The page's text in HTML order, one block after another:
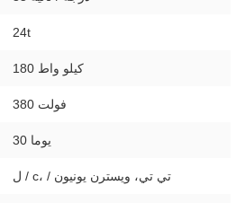
24t
180 كيلو واط
380 فولت
30 يوما
ل / c، / تي تي، ويسترن يونيون